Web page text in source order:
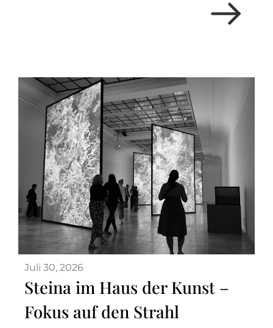
Juli 30, 2026
Steina im Haus der Kunst –
Fokus auf den Strahl